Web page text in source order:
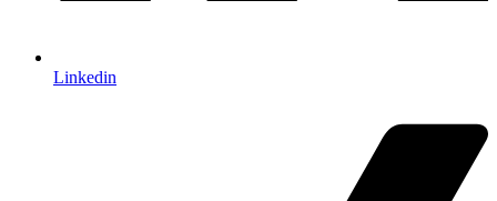
Linkedin